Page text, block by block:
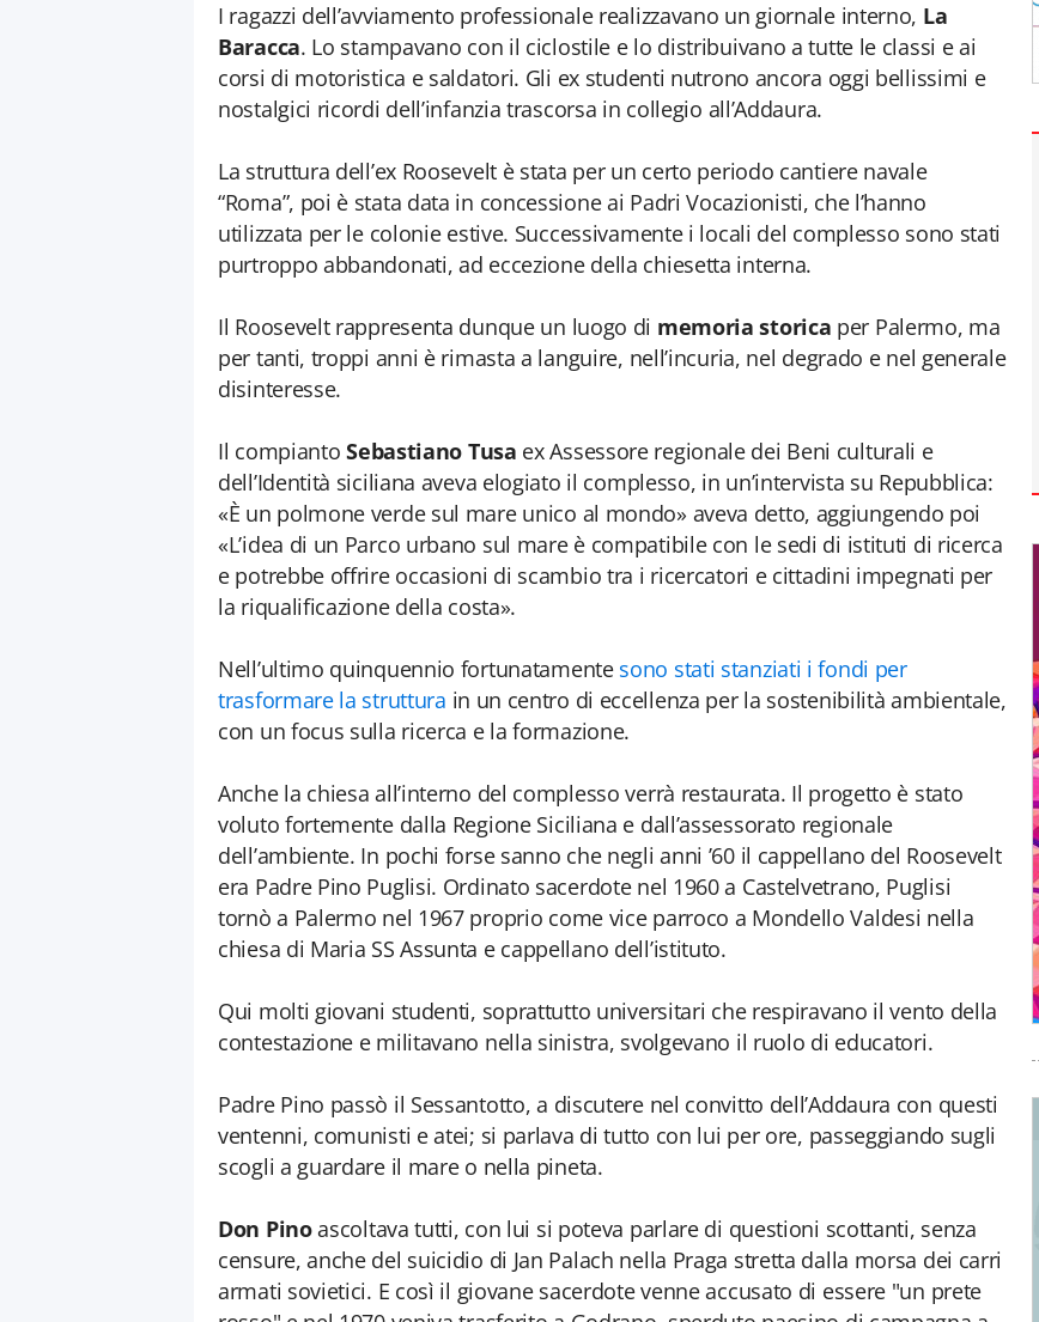
I ragazzi dell’avviamento professionale realizzavano un giornale interno, La
Baracca. Lo stampavano con il ciclostile e lo distribuivano a tutte le classi e ai
corsi di motoristica e saldatori. Gli ex studenti nutrono ancora oggi bellissimi e
nostalgici ricordi dell’infanzia trascorsa in collegio all’Addaura.
La struttura dell’ex Roosevelt è stata per un certo periodo cantiere navale
“Roma”, poi è stata data in concessione ai Padri Vocazionisti, che l’hanno
utilizzata per le colonie estive. Successivamente i locali del complesso sono stati
purtroppo abbandonati, ad eccezione della chiesetta interna.
Il Roosevelt rappresenta dunque un luogo di memoria storica per Palermo, ma
per tanti, troppi anni è rimasta a languire, nell’incuria, nel degrado e nel generale
disinteresse.
Il compiantoSebastiano Tusa ex Assessore regionale dei Beni culturali e
dell’Identità siciliana aveva elogiato il complesso, in un’intervista su Repubblica:
«È un polmone verde sul mare unico al mondo» aveva detto, aggiungendo poi
«L’idea di un Parco urbano sul mare è compatibile con le sedi di istituti di ricerca
e potrebbe offrire occasioni di scambio tra i ricercatori e cittadini impegnati per
la riqualificazione della costa».
Nell’ultimo quinquennio fortunatamente sono stati stanziati i fondi per
trasformare la struttura in un centro di eccellenza per la sostenibilità ambientale,
con un focus sulla ricerca e la formazione.
Anche la chiesa all’interno del complesso verrà restaurata. Il progetto è stato
voluto fortemente dalla Regione Siciliana e dall’assessorato regionale
dell’ambiente. In pochi forse sanno che negli anni ’60 il cappellano del Roosevelt
era Padre Pino Puglisi. Ordinato sacerdote nel 1960 a Castelvetrano, Puglisi
tornò a Palermo nel 1967 proprio come vice parroco a Mondello Valdesi nella
chiesa di Maria SS Assunta e cappellano dell’istituto.
Qui molti giovani studenti, soprattutto universitari che respiravano il vento della
contestazione e militavano nella sinistra, svolgevano il ruolo di educatori.
Padre Pino passò il Sessantotto, a discutere nel convitto dell’Addaura con questi
ventenni, comunisti e atei; si parlava di tutto con lui per ore, passeggiando sugli
scogli a guardare il mare o nella pineta.
Don Pinoascoltava tutti, con lui si poteva parlare di questioni scottanti, senza
censure, anche del suicidio di Jan Palach nella Praga stretta dalla morsa dei carri
armati sovietici. E così il giovane sacerdote venne accusato di essere "un prete